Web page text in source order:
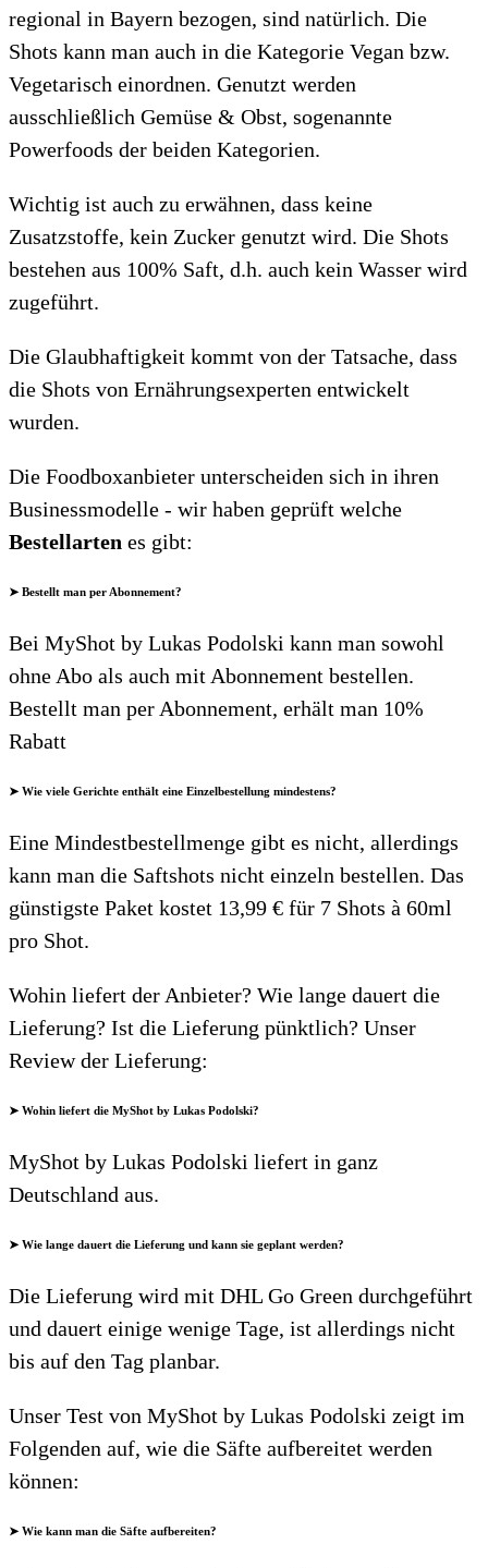
regional in Bayern bezogen, sind natürlich. Die
Shots kann man auch in die Kategorie Vegan bzw.
Vegetarisch einordnen. Genutzt werden
ausschließlich Gemüse & Obst, sogenannte
Powerfoods der beiden Kategorien.
Wichtig ist auch zu erwähnen, dass keine
Zusatzstoffe, kein Zucker genutzt wird. Die Shots
bestehen aus 100% Saft, d.h. auch kein Wasser wird
zugeführt.
Die Glaubhaftigkeit kommt von der Tatsache, dass
die Shots von Ernährungsexperten entwickelt
wurden.
Die Foodboxanbieter unterscheiden sich in ihren
Businessmodelle - wir haben geprüft welche
Bestellarten es gibt:
➤ Bestellt man per Abonnement?
Bei MyShot by Lukas Podolski kann man sowohl
ohne Abo als auch mit Abonnement bestellen.
Bestellt man per Abonnement, erhält man 10%
Rabatt
➤ Wie viele Gerichte enthält eine Einzelbestellung mindestens?
Eine Mindestbestellmenge gibt es nicht, allerdings
kann man die Saftshots nicht einzeln bestellen. Das
günstigste Paket kostet 13,99 € für 7 Shots à 60ml
pro Shot.
Wohin liefert der Anbieter? Wie lange dauert die
Lieferung? Ist die Lieferung pünktlich? Unser
Review der Lieferung:
➤ Wohin liefert die MyShot by Lukas Podolski?
MyShot by Lukas Podolski liefert in ganz
Deutschland aus.
➤ Wie lange dauert die Lieferung und kann sie geplant werden?
Die Lieferung wird mit DHL Go Green durchgeführt
und dauert einige wenige Tage, ist allerdings nicht
bis auf den Tag planbar.
Unser Test von MyShot by Lukas Podolski zeigt im
Folgenden auf, wie die Säfte aufbereitet werden
können:
➤ Wie kann man die Säfte aufbereiten?